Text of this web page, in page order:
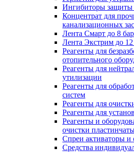
Ингибиторы защиты
Концентрат для
канализационных
Лента Смарт до 8 бар
Лента Экстрим до 12
Реагенты для
отопительного
Реагенты для
утилизации
Реагенты для
систем
Реагенты для
Реагенты для
Реагенты и
очистки
Спреи активаторы и
Средства